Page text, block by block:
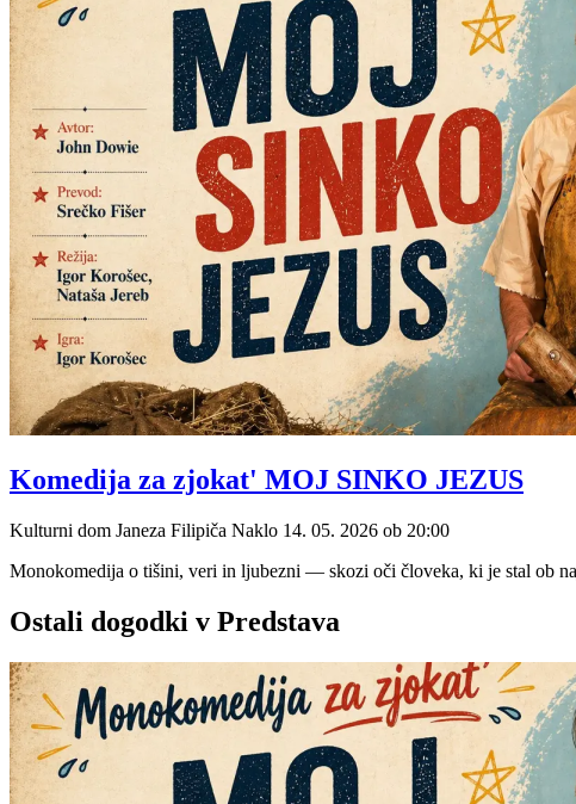
Komedija za zjokat' MOJ SINKO JEZUS
Kulturni dom Janeza Filipiča Naklo 14. 05. 2026 ob 20:00
Monokomedija o tišini, veri in ljubezni — skozi oči človeka, ki je stal ob
Ostali dogodki v Predstava